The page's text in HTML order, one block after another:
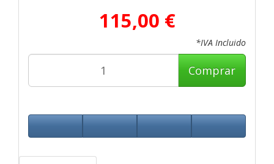
115,00 €
*IVA Incluido
Comprar